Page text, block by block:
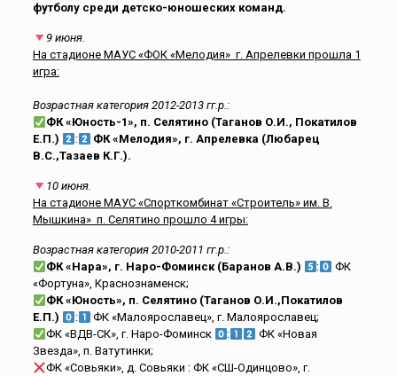
футболу среди детско-юношеских команд.
9 июня.
На стадионе МАУС «ФОК «Мелодия» г. Апрелевки прошла 1
игра:
Возрастная категория 2012-2013 гг.р.:
ФК «Юность-1», п. Селятино (Таганов О.И., Покатилов
Е.П.)
:
ФК «Мелодия», г. Апрелевка (Любарец
В.С.,Тазаев К.Г.).
10 июня.
На стадионе МАУС «Спорткомбинат «Строитель» им. В.
Мышкина» п. Селятино прошло 4 игры:
Возрастная категория 2010-2011 гг.р.:
ФК «Нара», г. Наро-Фоминск (Баранов А.В.)
:
ФК
«Фортуна», Краснознаменск;
ФК «Юность», п. Селятино (Таганов О.И.,Покатилов
Е.П.)
:
ФК «Малоярославец», г. Малоярославец;
ФК «ВДВ-СК», г. Наро-Фоминск
:
ФК «Новая
Звезда», п. Ватутинки;
ФК «Совьяки», д. Совьяки : ФК «СШ-Одинцово», г.